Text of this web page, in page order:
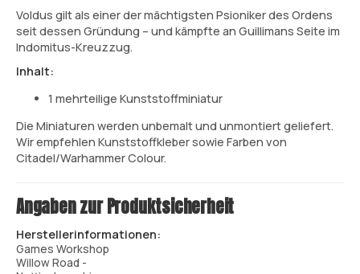
Voldus gilt als einer der mächtigsten Psioniker des Ordens
seit dessen Gründung – und kämpfte an Guillimans Seite im
Indomitus-Kreuzzug.
Inhalt:
1 mehrteilige Kunststoffminiatur
Die Miniaturen werden unbemalt und unmontiert geliefert.
Wir empfehlen Kunststoffkleber sowie Farben von
Citadel/Warhammer Colour.
Angaben zur Produktsicherheit
Herstellerinformationen:
Games Workshop
Willow Road -